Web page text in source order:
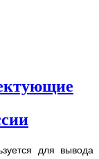
для вывода